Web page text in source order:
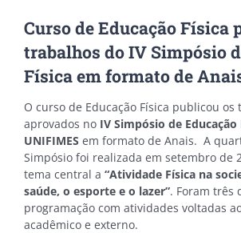
Curso de Educação Física
trabalhos do IV Simpósio
Física em formato de
O curso de Educação Física publicou os
aprovados no IV Simpósio de Educação
UNIFIMES em formato de Anais. A
Simpósio foi realizada em setembro de
tema central a “Atividade Física na
saúde, o esporte e o lazer”. Foram três
programação com atividades voltadas
acadêmico e externo.